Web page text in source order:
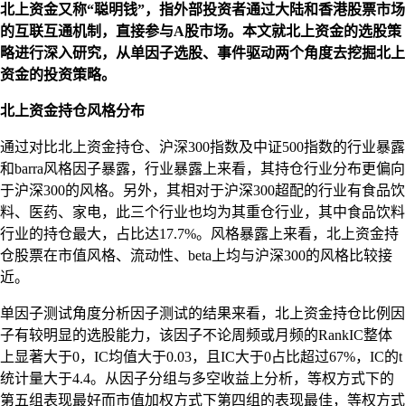
北上资金又称“聪明钱”，指外部投资者通过大陆和香港股票市场
的互联互通机制，直接参与A股市场。本文就北上资金的选股策
略进行深入研究，从单因子选股、事件驱动两个角度去挖掘北上
资金的投资策略。
北上资金持仓风格分布
通过对比北上资金持仓、沪深300指数及中证500指数的行业暴露
和barra风格因子暴露，行业暴露上来看，其持仓行业分布更偏向
于沪深300的风格。另外，其相对于沪深300超配的行业有食品饮
料、医药、家电，此三个行业也均为其重仓行业，其中食品饮料
行业的持仓最大，占比达17.7%。风格暴露上来看，北上资金持
仓股票在市值风格、流动性、beta上均与沪深300的风格比较接
近。
单因子测试角度分析因子测试的结果来看，北上资金持仓比例因
子有较明显的选股能力，该因子不论周频或月频的RankIC整体
上显著大于0，IC均值大于0.03，且IC大于0占比超过67%，IC的t
统计量大于4.4。从因子分组与多空收益上分析，等权方式下的
第五组表现最好而市值加权方式下第四组的表现最佳，等权方式